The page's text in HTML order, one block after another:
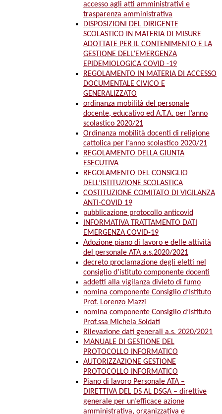
accesso agli atti amministrativi e
trasparenza amministrativa
DISPOSIZIONI DEL DIRIGENTE
SCOLASTICO IN MATERIA DI MISURE
ADOTTATE PER IL CONTENIMENTO E LA
GESTIONE DELL’EMERGENZA
EPIDEMIOLOGICA COVID -19
REGOLAMENTO IN MATERIA DI ACCESSO
DOCUMENTALE CIVICO E
GENERALIZZATO
ordinanza mobilità del personale
docente, educativo ed A.T.A. per l’anno
scolastico 2020/21
Ordinanza mobilità docenti di religione
cattolica per l’anno scolastico 2020/21
REGOLAMENTO DELLA GIUNTA
ESECUTIVA
REGOLAMENTO DEL CONSIGLIO
DELL’ISTITUZIONE SCOLASTICA
COSTITUZIONE COMITATO DI VIGILANZA
ANTI-COVID 19
pubblicazione protocollo anticovid
INFORMATIVA TRATTAMENTO DATI
EMERGENZA COVID-19
Adozione piano di lavoro e delle attività
del personale ATA a.s.2020/2021
decreto proclamazione degli eletti nel
consiglio d’istituto componente docenti
addetti alla vigilanza divieto di fumo
nomina componente Consiglio d’Istituto
Prof. Lorenzo Mazzi
nomina componente Consiglio d’Istituto
Prof.ssa Michela Soldati
Rilevazione dati generali a.s. 2020/2021
MANUALE DI GESTIONE DEL
PROTOCOLLO INFORMATICO
AUTORIZZAZIONE GESTIONE
PROTOCOLLO INFORMATICO
Piano di lavoro Personale ATA –
DIRETTIVA DEL DS AL DSGA – direttive
generale per un’efficace azione
amministrativa, organizzativa e